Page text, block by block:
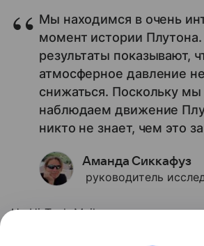
Мы находимся в очень
момент истории
результаты показывают,
атмосферное давление
снижаться. Поскольку
наблюдаем движение
никто не знает, чем это
Аманда Сиккафуз
руководитель
На Hi-Tech Mail ранее мы уже